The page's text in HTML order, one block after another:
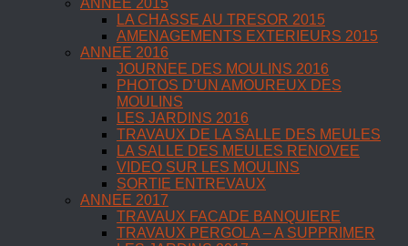
LA CHASSE AU TRESOR 2015
AMENAGEMENTS EXTERIEURS 2015
ANNEE 2016
JOURNEE DES MOULINS 2016
PHOTOS D’UN AMOUREUX DES
MOULINS
LES JARDINS 2016
TRAVAUX DE LA SALLE DES MEULES
LA SALLE DES MEULES RENOVEE
VIDEO SUR LES MOULINS
SORTIE ENTREVAUX
ANNEE 2017
TRAVAUX FACADE BANQUIERE
TRAVAUX PERGOLA – A SUPPRIMER